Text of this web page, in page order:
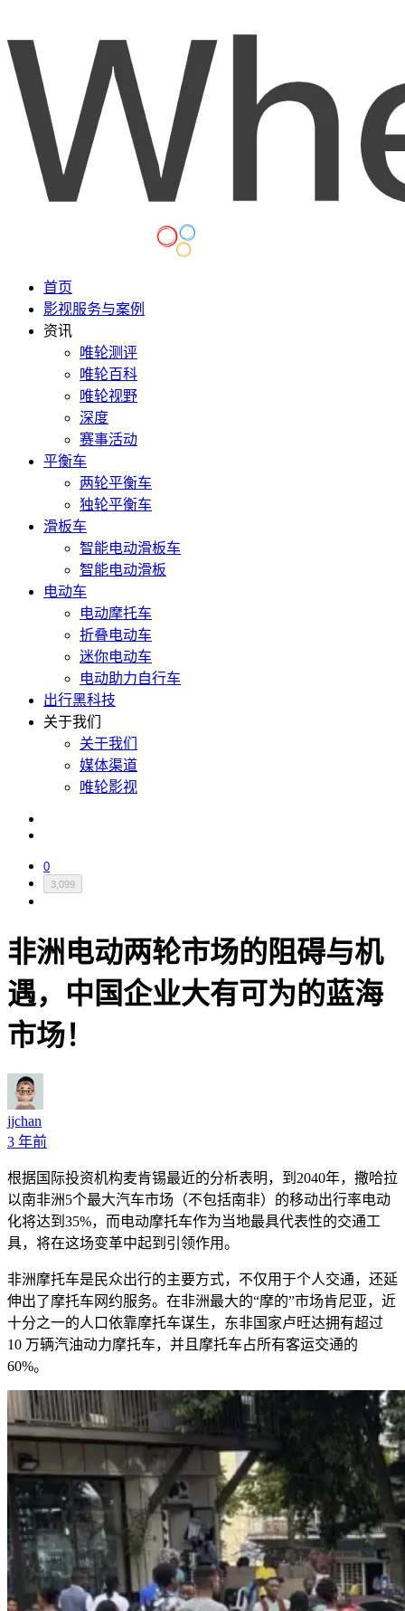
首页
影视服务与案例
资讯
唯轮测评
唯轮百科
唯轮视野
深度
赛事活动
平衡车
两轮平衡车
独轮平衡车
滑板车
智能电动滑板车
智能电动滑板
电动车
电动摩托车
折叠电动车
迷你电动车
电动助力自行车
出行黑科技
关于我们
关于我们
媒体渠道
唯轮影视
0
3,099
非洲电动两轮市场的阻碍与机
遇，中国企业大有可为的蓝海
市场！
jjchan
3 年前
根据国际投资机构麦肯锡最近的分析表明，到 2040年，撒哈拉
以南非洲5个最大汽车市场（不包括南非）的移动出行率电动
化将达到 35%，而电动摩托车作为当地最具代表性的交通工
具，将在这场变革中起到引领作用。
非洲摩托车是民众出行的主要方式，不仅用于个人交通，还延
伸出了摩托车网约服务。在非洲最大的“摩的”市场肯尼亚，近
十分之一的人口依靠摩托车谋生，东非国家卢旺达拥有超过
10 万辆汽油动力摩托车，并且摩托车占所有客运交通的
60%。